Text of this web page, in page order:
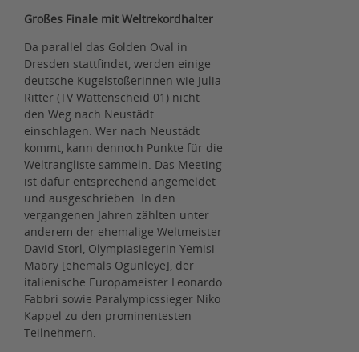
Großes Finale mit Weltrekordhalter
Da parallel das Golden Oval in
Dresden stattfindet, werden einige
deutsche Kugelstoßerinnen wie Julia
Ritter (TV Wattenscheid 01) nicht
den Weg nach Neustädt
einschlagen. Wer nach Neustädt
kommt, kann dennoch Punkte für die
Weltrangliste sammeln. Das Meeting
ist dafür entsprechend angemeldet
und ausgeschrieben. In den
vergangenen Jahren zählten unter
anderem der ehemalige Weltmeister
David Storl, Olympiasiegerin Yemisi
Mabry [ehemals Ogunleye], der
italienische Europameister Leonardo
Fabbri sowie Paralympicssieger Niko
Kappel zu den prominentesten
Teilnehmern.